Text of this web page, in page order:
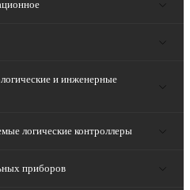
и инженерные
логические контроллеры
приборов